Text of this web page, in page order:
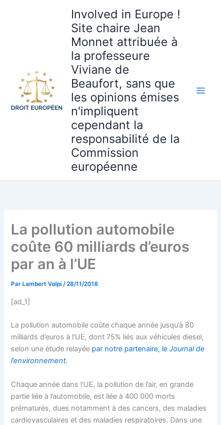
Involved in Europe !
Site chaire Jean
Monnet attribuée à
la professeure
Viviane de
Beaufort, sans que
les opinions émises
n'impliquent
cependant la
responsabilité de la
Commission
européenne
La pollution automobile
coûte 60 milliards d’euros
par an à l’UE
Par Lambert Volpi/28/11/2018
[ad_1]
La pollution automobile coûte chaque année jusqu’à 80
milliards d’euros à l’UE, dont 75% liés aux véhicules diesel,
selon une étude relayée par notre partenaire, leJournal de
l’environnement.
Chaque année dans l’UE, la pollution de l’air, en grande
partie liée à l’automobile, est liée à 400 000 morts
prématurés, dues notamment à des cancers, des maladies
cardiovasculaires et des maladies respiratoires. Dans une